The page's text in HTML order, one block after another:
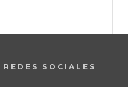
REDES SOCIALES